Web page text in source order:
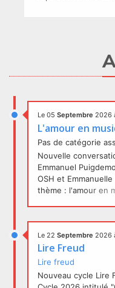
Le 05Septembre 2026
L'amour en
Pas de catégorie
Nouvelle
Emmanuel
OSH et
thème : l'amour en
Le 22Septembre 2026
Lire Freud
Lire freud
Nouveau cycle Lire